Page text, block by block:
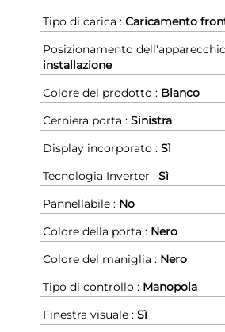
Tipo di carica : Caricamento
Posizionamento
installazione
Colore del prodotto : Bianco
Cerniera porta : Sinistra
Display incorporato : Sì
Tecnologia Inverter : Sì
Pannellabile : No
Colore della porta : Nero
Colore del maniglia : Nero
Tipo di controllo : Manopola
Finestra visuale : Sì